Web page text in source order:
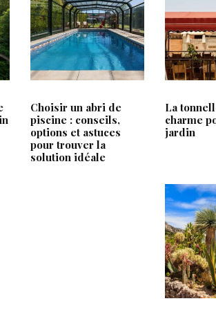
Choisir un abri de
piscine : conseils,
options et astuces
pour trouver la
solution idéale
La
charme
jardin
LES + LUS
Un
pas
ses